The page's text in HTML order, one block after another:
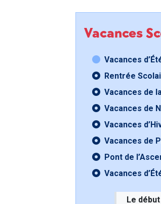
Vacances
Vacances
Rentrée
Vacances de
Vacances de
Vacances
Vacances de
Pont de
Vacances
Le